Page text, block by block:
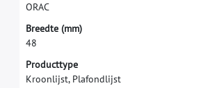
ORAC
Breedte (mm)
48
Producttype
Kroonlijst, Plafondlijst